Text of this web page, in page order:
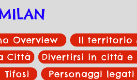
Overview
Il territorio
Città
Divertirsi in città
Personaggi